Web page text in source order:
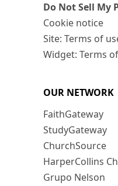
Do Not Sell My
Cookie notice
Site: Terms of
Widget: Terms
OUR NETWORK
FaithGateway
StudyGateway
ChurchSource
HarperCollins
Grupo Nelson